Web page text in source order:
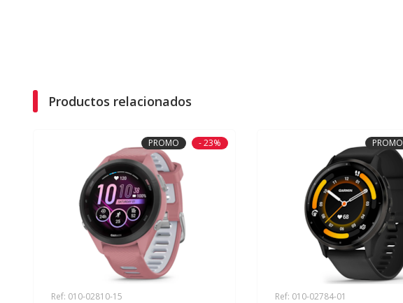
Productos relacionados
PROMO - 23%
Ref: 010-02810-15
PROMO
Ref: 010-02784-01